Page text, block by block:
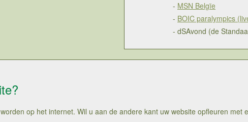
- MSN Belgïe
- BOIC paralympics
- dSAvond (de
op het internet. Wil u aan de andere kant uw website opfleuren met